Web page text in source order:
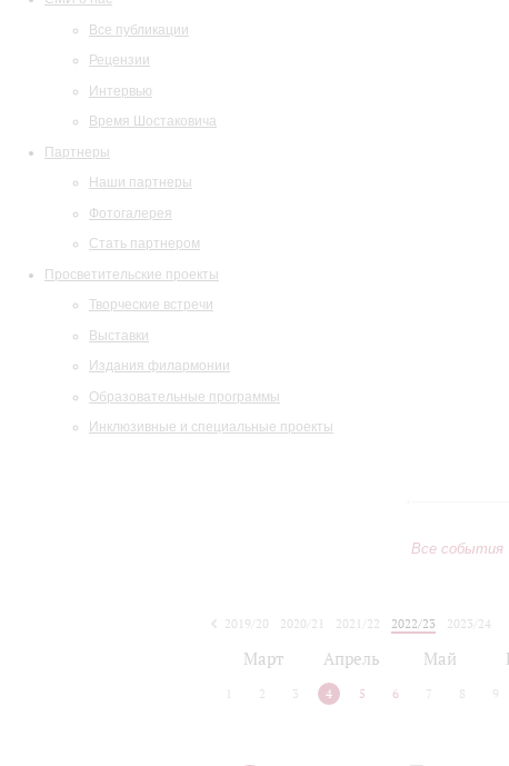
Все публикации
Рецензии
Интервью
Время Шостаковича
Партнеры
Наши партнеры
Фотогалерея
Стать партнером
Просветительские проекты
Творческие встречи
Выставки
Издания филармонии
Образовательные программы
Инклюзивные и специальные проекты
Все события
2019/20
2020/21 2021/22 2022/23
2023/24
Март Апрель Май
2 3 4 5 6 7 8 9